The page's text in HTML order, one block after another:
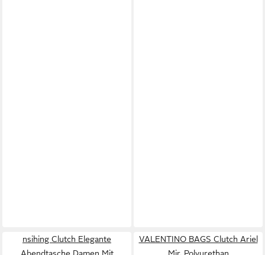
nsihing Clutch Elegante
Abendtasche Damen Mit
VALENTINO BAGS Clutch Ariel
Mir, Polyurethan